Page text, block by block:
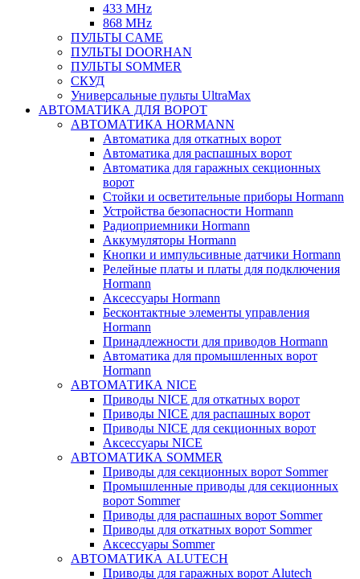
433 MHz
868 MHz
ПУЛЬТЫ CAME
ПУЛЬТЫ DOORHAN
ПУЛЬТЫ SOMMER
СКУД
Универсальные пульты UltraMax
АВТОМАТИКА ДЛЯ ВОРОТ
АВТОМАТИКА HORMANN
Автоматика для откатных ворот
Автоматика для распашных ворот
Автоматика для гаражных секционных
ворот
Стойки и осветительные приборы Hormann
Устройства безопасности Hormann
Радиоприемники Hormann
Аккумуляторы Hormann
Кнопки и импульсивные датчики Hormann
Релейные платы и платы для подключения
Hormann
Аксессуары Hormann
Бесконтактные элементы управления
Hormann
Принадлежности для приводов Hormann
Автоматика для промышленных ворот
Hormann
АВТОМАТИКА NICE
Приводы NICE для откатных ворот
Приводы NICE для распашных ворот
Приводы NICE для секционных ворот
Аксессуары NICE
АВТОМАТИКА SOMMER
Приводы для секционных ворот Sommer
Промышленные приводы для секционных
ворот Sommer
Приводы для распашных ворот Sommer
Приводы для откатных ворот Sommer
Аксессуары Sommer
АВТОМАТИКА ALUTECH
Приводы для гаражных ворот Alutech